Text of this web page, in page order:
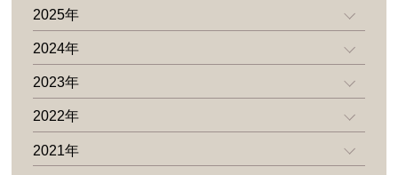
2025年
2024年
2023年
2022年
2021年